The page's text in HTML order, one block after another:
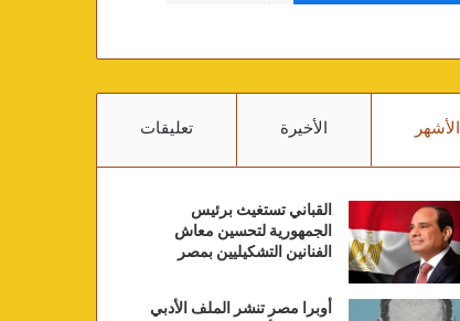
الأشهر الأخيرة تعليقات
القباني تستغيث برئيس
الجمهورية لتحسين معاش
الفنانين التشكيليين بمصر
أوبرا مصر تنشر الملف الأدبي